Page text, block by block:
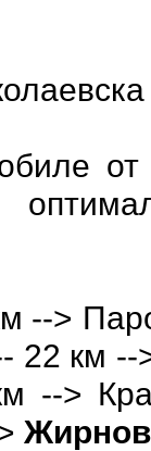
-->
22 км --
-->